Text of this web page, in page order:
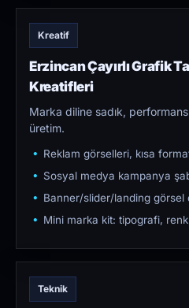
Kreatif
Erzincan Çayırlı Grafik
Kreatifleri
Marka diline sadık,
üretim.
Reklam görselleri, kısa
Sosyal medya kampanya
Banner/slider/landing görsel
Mini marka kit: tipografi,
Teknik